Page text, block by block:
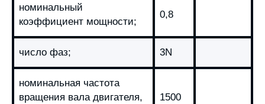
номинальный
коэффициент мощности;
0,8
число фаз; 3N
номинальная частота
вращения вала двигателя,
1500